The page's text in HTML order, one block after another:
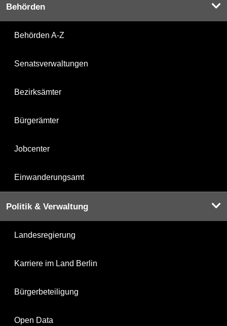
Behörden
Behörden A-Z
Senatsverwaltungen
Bezirksämter
Bürgerämter
Jobcenter
Einwanderungsamt
Politik & Verwaltung
Landesregierung
Karriere im Land Berlin
Bürgerbeteiligung
Open Data